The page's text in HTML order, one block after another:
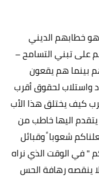
خطابهم الديني
على تبني التسامح –
بينما هم يقعون
واستلاب لحقوق أقرب
كيف يختلق هذا الأب
يتقدم اليها خاطب من
شعوبا ً وقبائل
" في الوقت الذي نراه
ينقصه رهافة الحس